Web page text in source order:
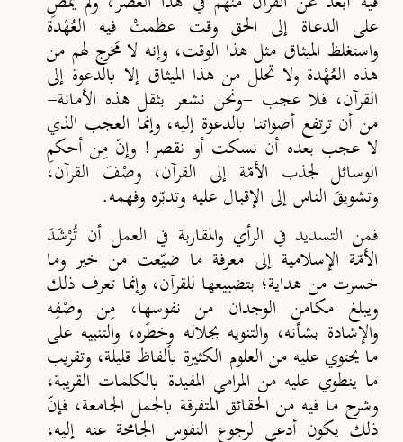
على الدعاة إلى الحق وقت عظمتْ فيه العُهْدة
واستغلظ الميثاق مثل هذا الوقت، وإنه لا مَخرج لهم من
هذه العُهْدة ولا تحلل من هذا الميثاق إلا بالدعوة إلى
القرآن، فلا عجب -ونحن نشعر بثقل هذه الأمانة-
من أن ترتفع أصواتنا بالدعوة إليه، وإنما العجب الذي
لا عجب بعده أن نسكت أو نقصر! وإنّ مِن أحكمِ
الوسائل لجذب الأمّة إلى القرآن، وصْفَ القرآن،
وتشويقَ الناس إلى الإقبال عليه وتدبّره وفهمه.
فمن التسديد في الرأي والمقاربة في العمل أن تُرْشَدَ
الأمّة الإسلامية إلى معرفة ما ضيّعت من خير وما
خسرت من هداية؛ بتضييعها للقرآن، وإنما تعرف ذلك
ويبلغ مكامن الوجدان من نفوسها، مِن وصْفِه
والإشادة بشأنه، والتنويه بجلاله وخطَره، والتنبيه على
ما يحتوي عليه من العلوم الكثيرة بألفاظ قليلة، وتقريب
ما ينطوي عليه من المرامي المفيدة بالكلمات القريبة،
وشرح ما فيه من الحقائق المتفرقة بالجمل الجامعة، فإنّ
ذلك يكون أدعى لرجوع النفوس الجامحة عنه إليه،